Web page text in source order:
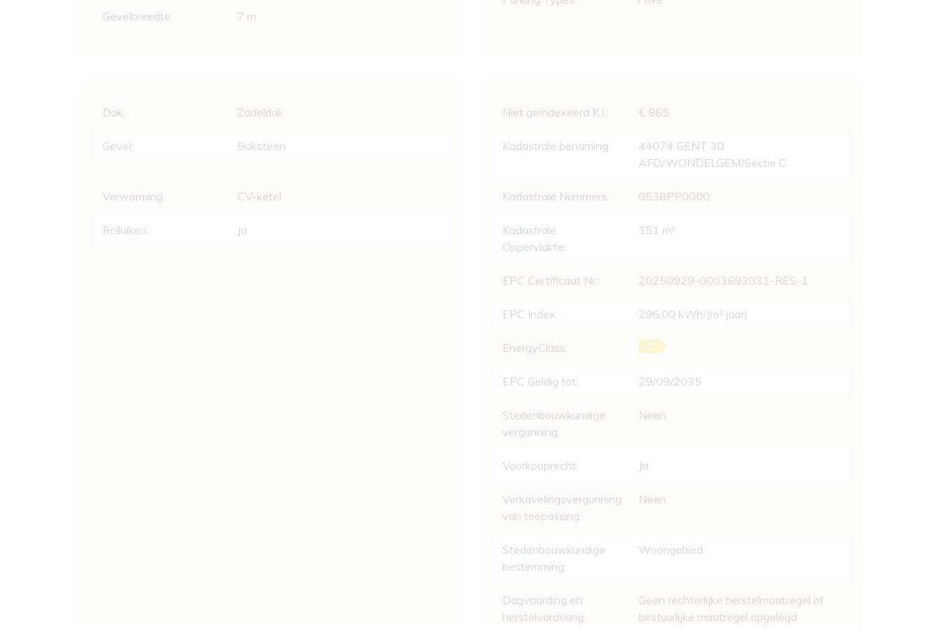
Gevelbreedte: 7 m
Comfort
Dak: Zadeldak
Gevel: Baksteen
Verwarming: CV-ketel
Rolluiken: Ja
Wettelijke gegevens
Niet geïndexeerd K.I.: € 865
Kadastrale benaming:
44074 GENT 30
AFD/WONDELGEM/Sectie C
Kadastrale Nummers: 0538PP0000
Kadastrale
Oppervlakte:
351 m²
EPC Certificaat Nr.: 20250929-0003693031-RES-1
EPC Index: 296,00 kWh/(m² jaar)
EnergyClass: C
EPC Geldig tot: 29/09/2035
Stedenbouwkundige
vergunning:
Neen
Voorkooprecht: Ja
Verkavelingsvergunning
van toepassing:
Neen
Stedenbouwkundige
bestemming:
Woongebied
Dagvaarding en
herstelvordering:
Geen rechterlijke herstelmaatregel of
bestuurlijke maatregel opgelegd